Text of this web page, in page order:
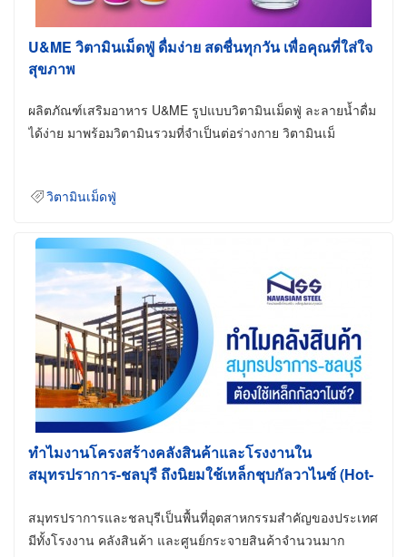
U&ME วิตามินเม็ดฟู่ ดื่มง่าย สดชื่นทุกวัน เพื่อคุณที่ใส่ใจ
สุขภาพ
ผลิตภัณฑ์เสริมอาหาร U&ME รูปแบบวิตามินเม็ดฟู่ ละลายน้ำดื่ม
ได้ง่าย มาพร้อมวิตามินรวมที่จำเป็นต่อร่างกาย วิตามินเม็
วิตามินเม็ดฟู่
ทำไมงานโครงสร้างคลังสินค้าและโรงงานใน
สมุทรปราการ-ชลบุรี ถึงนิยมใช้เหล็กชุบกัลวาไนซ์ (Hot-
สมุทรปราการและชลบุรีเป็นพื้นที่อุตสาหกรรมสำคัญของประเทศ
มีทั้งโรงงาน คลังสินค้า และศูนย์กระจายสินค้าจำนวนมาก